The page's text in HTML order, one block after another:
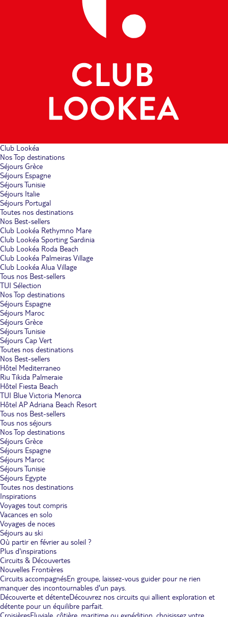
Club Lookéa
Nos Top destinations
Séjours Grèce
Séjours Espagne
Séjours Tunisie
Séjours Italie
Séjours Portugal
Toutes nos destinations
Nos Best-sellers
Club Lookéa Rethymno Mare
Club Lookéa Sporting Sardinia
Club Lookéa Roda Beach
Club Lookéa Palmeiras Village
Club Lookéa Alua Village
Tous nos Best-sellers
TUI Sélection
Nos Top destinations
Séjours Espagne
Séjours Maroc
Séjours Grèce
Séjours Tunisie
Séjours Cap Vert
Toutes nos destinations
Nos Best-sellers
Hôtel Mediterraneo
Riu Tikida Palmeraie
Hôtel Fiesta Beach
TUI Blue Victoria Menorca
Hôtel AP Adriana Beach Resort
Tous nos Best-sellers
Tous nos séjours
Nos Top destinations
Séjours Grèce
Séjours Espagne
Séjours Maroc
Séjours Tunisie
Séjours Egypte
Toutes nos destinations
Inspirations
Voyages tout compris
Vacances en solo
Voyages de noces
Séjours au ski
Où partir en février au soleil ?
Plus d'inspirations
Circuits & Découvertes
Nouvelles Frontières
Circuits accompagnésEn groupe, laissez-vous guider pour ne rien
manquer des incontournables d'un pays.
Découverte et détenteDécouvrez nos circuits qui allient exploration et
détente pour un équilibre parfait.